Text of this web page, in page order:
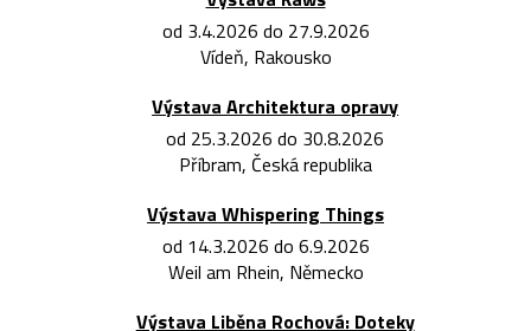
od 3.4.2026 do 27.9.2026
Vídeň, Rakousko
Výstava Architektura opravy
od 25.3.2026 do 30.8.2026
Příbram, Česká republika
Výstava Whispering Things
od 14.3.2026 do 6.9.2026
Weil am Rhein, Německo
Výstava Liběna Rochová: Doteky